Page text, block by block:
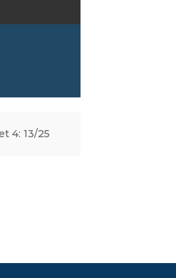
4: 13/25